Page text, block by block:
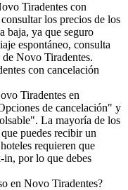
Tiradentes con
los precios de los
baja, ya que seguro
espontáneo, consulta
de Novo Tiradentes.
con cancelación
Tiradentes en
de cancelación" y
La mayoría de los
puedes recibir un
requieren que
in, por lo que debes
en Novo Tiradentes?